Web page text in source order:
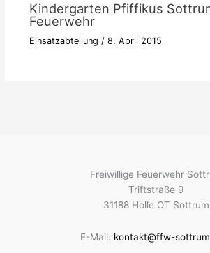
Kindergarten Pfiffikus
Feuerwehr
Einsatzabteilung / 8. April 2015
Freiwillige Feuerwehr
Triftstraße 9
31188 Holle OT Sottrum
E-Mail: kontakt@ffw-